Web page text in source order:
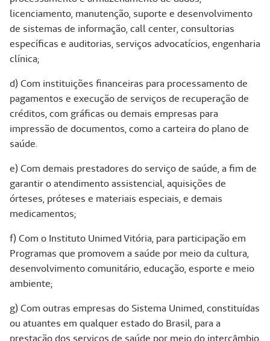
licenciamento, manutenção, suporte e desenvolvimento
de sistemas de informação, call center, consultorias
específicas e auditorias, serviços advocatícios, engenharia
clínica;
d) Com instituições financeiras para processamento de
pagamentos e execução de serviços de recuperação de
créditos, com gráficas ou demais empresas para
impressão de documentos, como a carteira do plano de
saúde.
e) Com demais prestadores do serviço de saúde, a fim de
garantir o atendimento assistencial, aquisições de
órteses, próteses e materiais especiais, e demais
medicamentos;
f) Com o Instituto Unimed Vitória, para participação em
Programas que promovem a saúde por meio da cultura,
desenvolvimento comunitário, educação, esporte e meio
ambiente;
g) Com outras empresas do Sistema Unimed, constituídas
ou atuantes em qualquer estado do Brasil, para a
prestação dos serviços de saúde por meio do intercâmbio